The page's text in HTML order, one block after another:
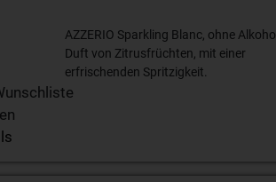
AZZERIO Sparkling Blanc, ohne Alkohol,
Duft von Zitrusfrüchten, mit einer
erfrischenden Spritzigkeit.